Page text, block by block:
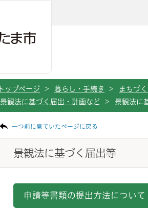
トップページ > 暮らし・手続き > まちづ
景観法に基づく届出・計画など
> 景観法に
一つ前に見ていたページに戻る
景観法に基づく届出等
申請等書類の提出方法について